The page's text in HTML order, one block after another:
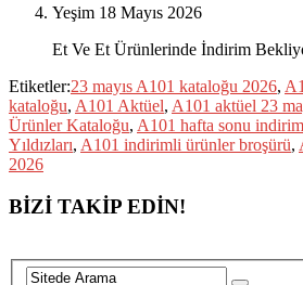
Yeşim 18 Mayıs 2026
Et Ve Et Ürünlerinde İndirim
Etiketler:23 mayıs A101 kataloğu 2026,
kataloğu, A101 Aktüel, A101 aktüel 23
Ürünler Kataloğu, A101 hafta sonu
Yıldızları, A101 indirimli ürünler broşürü,
2026
BİZİ TAKİP EDİN!